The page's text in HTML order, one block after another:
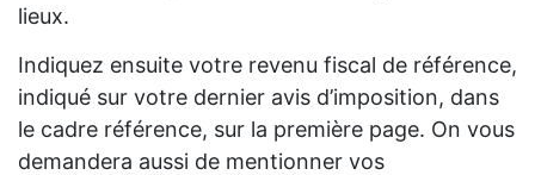
lieux.
Indiquez ensuite votre revenu fiscal de référence,
indiqué sur votre dernier avis d’imposition, dans
le cadre référence, sur la première page. On vous
demandera aussi de mentionner vos